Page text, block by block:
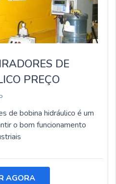
DE
PREÇO
de bobina hidráulico é um
o bom funcionamento
AGORA